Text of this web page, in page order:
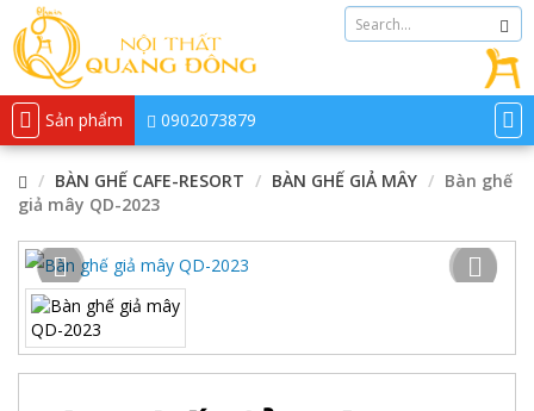
Sản phẩm 0902073879
BÀN GHẾ CAFE-RESORT BÀN GHẾ GIẢ MÂY
Bàn ghế
giả mây QD-2023